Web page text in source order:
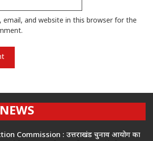
email, and website in this browser for the
Commission : उत्तराखंड चुनाव आयोग का